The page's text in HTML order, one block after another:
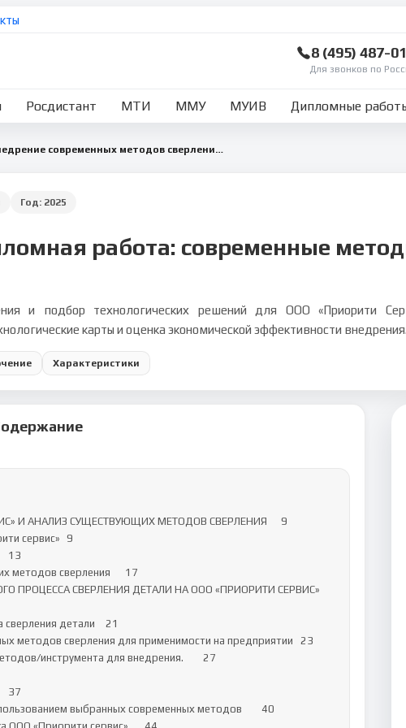
8 (495) 487-
Для звонков по
Росдистант МТИ ММУ МУИВ Дипломные
Исследование и внедрение современных методов сверления на ООО «Приорити Сервис»
Год: 2025
работа: современные
и подбор технологических решений для ООО «Приорити
карты и оценка экономической эффективности внедрения.
Характеристики
сверления	17
ПРОЦЕССА СВЕРЛЕНИЯ ДЕТАЛИ НА ООО «ПРИОРИТИ СЕРВИС»
детали	21
методов сверления для применимости на предприятии	23
инструмента для внедрения.	27
выбранных современных методов	40